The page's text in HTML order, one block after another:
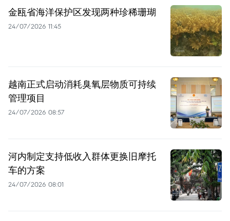
金瓯省海洋保护区发现两种珍稀珊瑚
24/07/2026 11:45
越南正式启动消耗臭氧层物质可持续
管理项目
24/07/2026 08:57
河内制定支持低收入群体更换旧摩托
车的方案
24/07/2026 08:01